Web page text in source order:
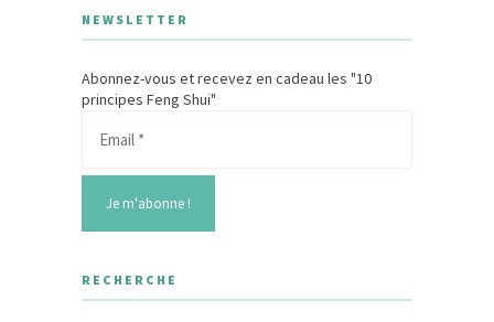
NEWSLETTER
Abonnez-vous et recevez en cadeau les "10
principes Feng Shui"
RECHERCHE